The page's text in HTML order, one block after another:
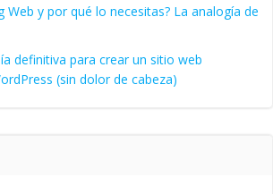
Web y por qué lo necesitas? La analogía de
definitiva para crear un sitio web
(sin dolor de cabeza)